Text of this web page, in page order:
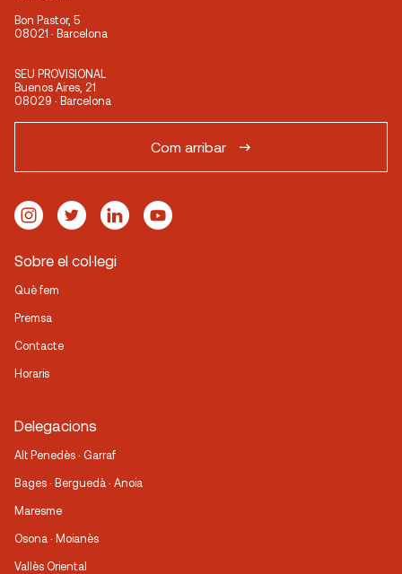
Bon Pastor, 5
08021 · Barcelona
SEU PROVISIONAL
Buenos Aires, 21
08029 · Barcelona
Com arribar
Sobre el col·legi
Què fem
Premsa
Contacte
Horaris
Delegacions
Alt Penedès · Garraf
Bages · Berguedà · Anoia
Maresme
Osona · Moianès
Vallès Oriental